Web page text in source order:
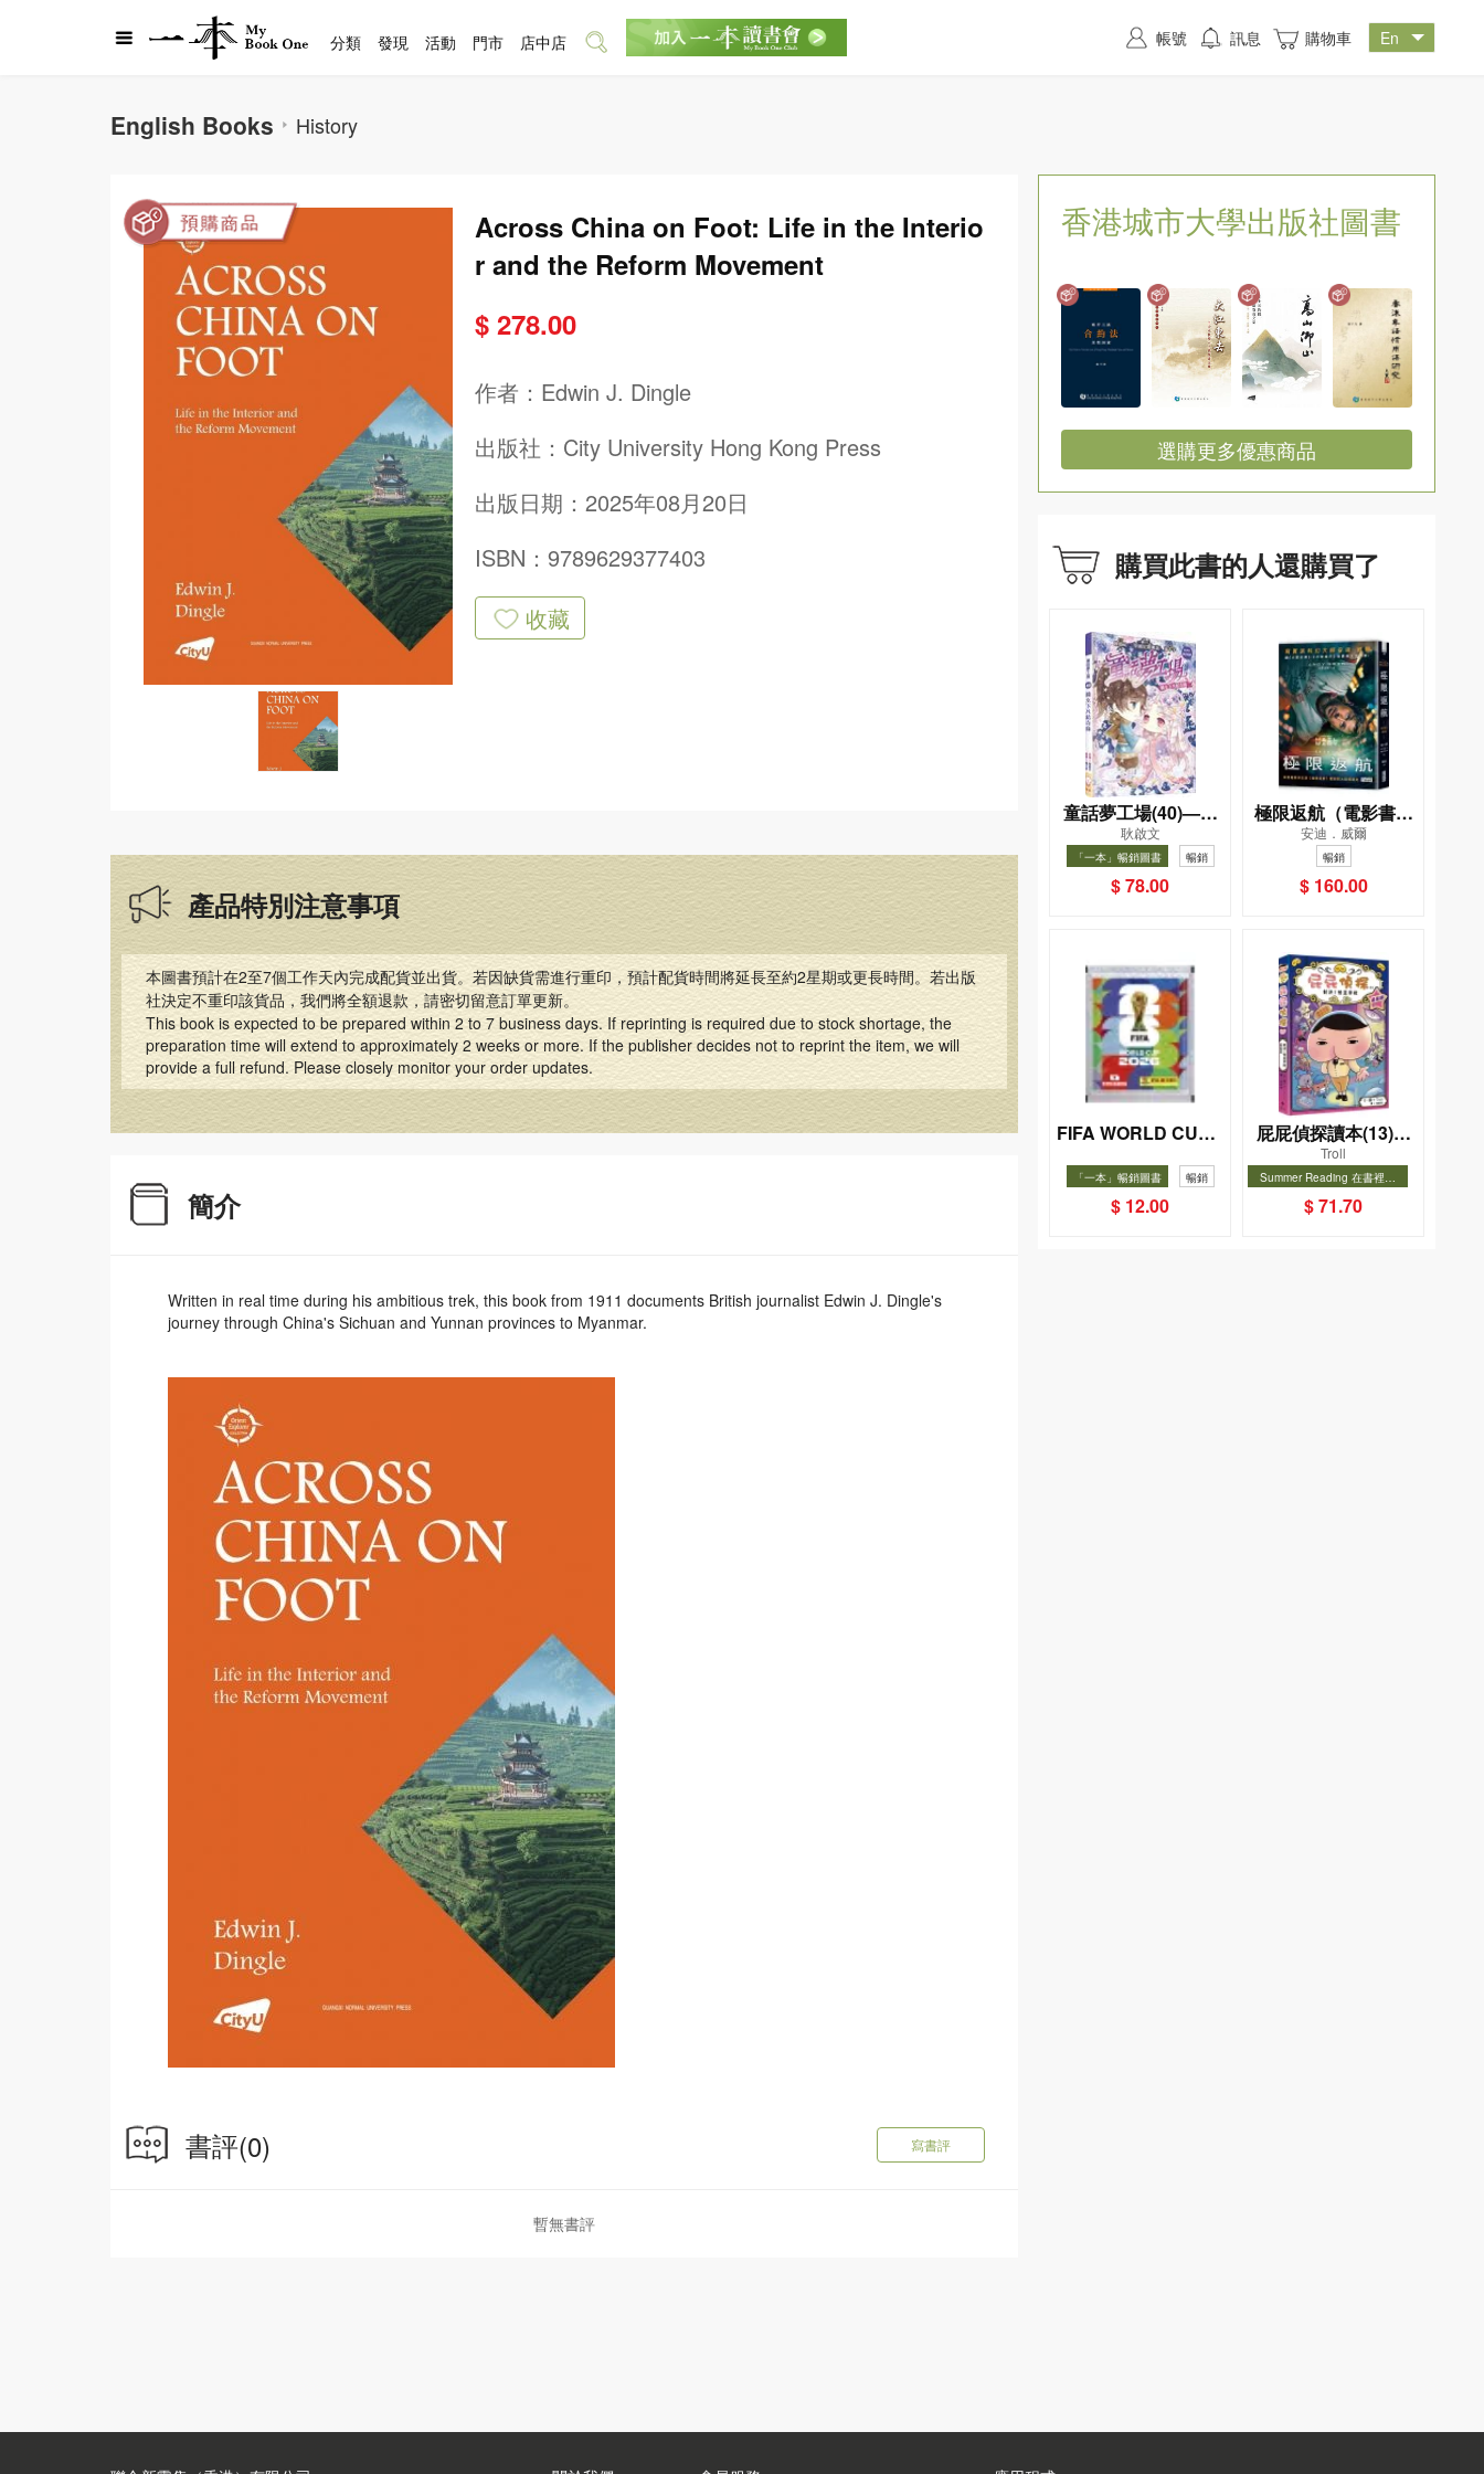
English Books History
Across China on Foot: Life in the Interio
r and the Reform Movement
$ 278.00
作者： Edwin J. Dingle
出版社： City University Hong Kong Press
出版日期：2025年08月20日
ISBN：9789629377403
收藏
產品特別注意事項
本圖書預計在2至7個工作天內完成配貨並出貨。若因缺貨需進行重印，預計配貨時間將延長至約2星期或更長時間。若出版
社決定不重印該貨品，我們將全額退款，請密切留意訂單更新。
This book is expected to be prepared within 2 to 7 business days. If reprinting is required due to stock shortage, the
preparation time will extend to approximately 2 weeks or more. If the publisher decides not to reprint the item, we will
provide a full refund. Please closely monitor your order updates.
簡介
Written in real time during his ambitious trek, this book from 1911 documents British journalist Edwin J. Dingle's
journey through China's Sichuan and Yunnan provinces to Myanmar.
書評(0) 寫書評
暫無書評
香港城市大學出版社圖書
選購更多優惠商品
購買此書的人還購買了
童話夢工場(40)——
織女下凡結奇緣
耿啟文
「一本」暢銷圖書 暢銷
$ 78.00
極限返航（電影書衣
典藏版）（獨家收錄
作者訪談）
安迪．威爾
暢銷
$ 160.00
FIFA WORLD CUP 2
貼紙包）
「一本」暢銷圖書 暢銷
$ 12.00
屁屁偵探讀本(13)－
－對決！怪盜學院
（星星篇）
Troll
Summer Reading 在書裡度
選圖書67折
暢銷
$ 71.70
分類 發現 活動 門市 店中店 帳號 訊息 購物車